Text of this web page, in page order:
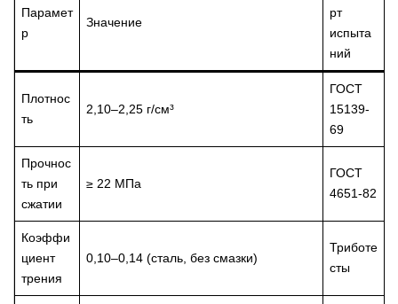
Парамет
р
Значение
рт
испыта
ний
Плотнос
ть
2,10–2,25 г/см³
ГОСТ
15139-
69
Прочнос
ть при
сжатии
≥ 22 МПа
ГОСТ
4651-82
Коэффи
циент
трения
0,10–0,14 (сталь, без смазки)
Триботе
сты